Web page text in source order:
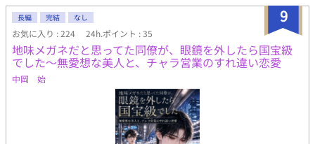
9
長編 完結 なし
お気に入り : 224 24h.ポイント : 35
地味メガネだと思ってた同僚が、眼鏡を外したら国宝級
でした～無愛想な美人と、チャラ営業のすれ違い恋愛
中岡 始